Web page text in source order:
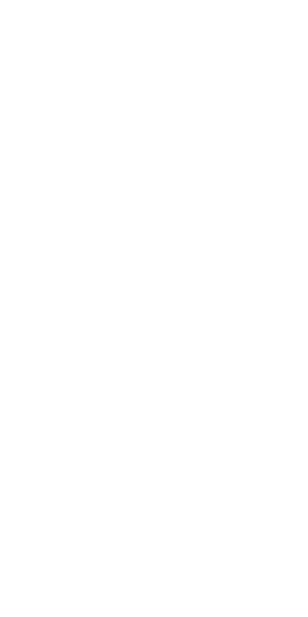
cada passo. Eu só queria sentir alguma coisa
bastante pra me puxar pela mão, me arrastou pro